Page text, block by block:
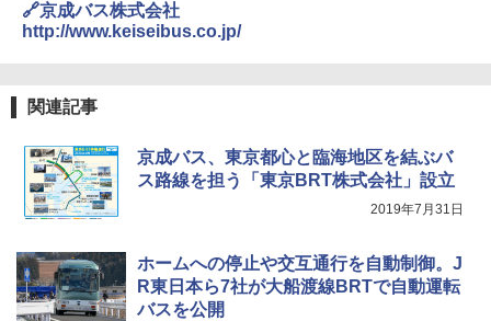
🔗京成バス株式会社
http://www.keiseibus.co.jp/
関連記事
京成バス、東京都心と臨海地区を結ぶバ
ス路線を担う「東京BRT株式会社」設立
2019年7月31日
ホームへの停止や交互通行を自動制御。J
R東日本ら7社が大船渡線BRTで自動運転
バスを公開